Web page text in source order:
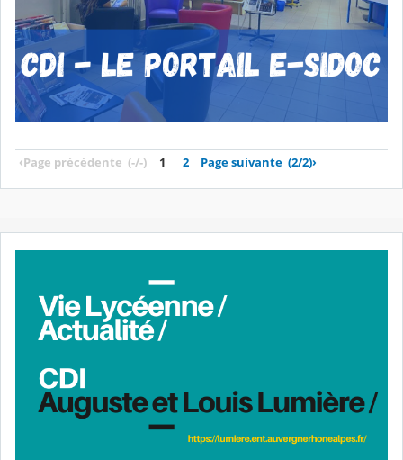
‹Page précédente (-/-) 1 2 Page suivante (2/2)›